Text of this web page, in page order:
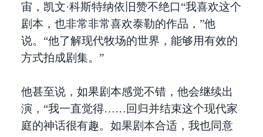
宙，凯文·科斯特纳依旧赞不绝口“我喜欢这个
剧本，也非常非常喜欢泰勒的作品，”他
说。“他了解现代牧场的世界，能够用有效的
方式拍成剧集。”
他甚至说，如果剧本感觉不错，他会继续出
演，“我一直觉得……回归并结束这个现代家
庭的神话很有趣。如果剧本合适，我也同意